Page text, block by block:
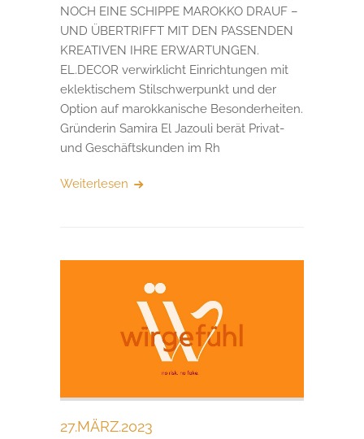
NOCH EINE SCHIPPE MAROKKO DRAUF –
UND ÜBERTRIFFT MIT DEN PASSENDEN
KREATIVEN IHRE ERWARTUNGEN.
EL.DECOR verwirklicht Einrichtungen mit
eklektischem Stilschwerpunkt und der
Option auf marokkanische Besonderheiten.
Gründerin Samira El Jazouli berät Privat-
und Geschäftskunden im Rh
Weiterlesen
27.MÄRZ.2023